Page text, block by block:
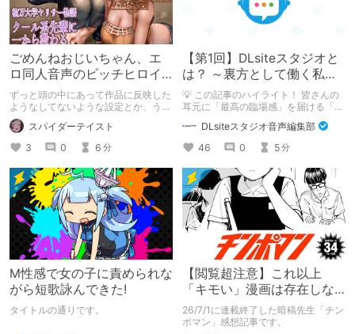
ごめんねおじいちゃん、エ
ロ同人音声のビッチヒロイ
ンに名前使って～過去作品
コンセプトを思い出そう～
ずっと頭の中にあって作品に反映した
ようなしてないような設定とか、うち
のヒロイン達の名づけの法則とかを頭
の中の映●研の金●さんに「そこにあ
っちゃいけねえんだよ」といわれたの
でとりあえず垂れ流します。
スパイダーテイスト
3
0 6 分
【第1回】DLsiteスタジオと
は？ ～裏方として働く私た
ちの紹介
💡 この記事のハイライト！ 皆さんの
耳元に「最高の臨場感」を届ける「サ
ウンドエンジニアの仕事」のリアルな
舞台裏を大公開！ スマートな専門
職……と思いきや、実態は「音の変態
（褒め言葉）」が集まるチーム！？
成人男性スタッフがダミヘに抱きつ
き、スタジオにアダルトグッズが転が
る超大真面目な理由とは？ クオリテ
ィ向上のための、ちょっとシュールな
（？）試行錯誤をたっぷりご紹介しま
す！
DLsiteスタジオ音声編集部
46
0 5分
M性感で女の子に責められな
がら短歌詠んできた!
タイトルの通りです。
【閲覧超注意】これ以上
「キモい」漫画は存在しな
い？チンポマンとかいう
「魂の殺人」の完成形
26/7/1に連載終了した暗稿先生「チン
ポマン」感想記事です。